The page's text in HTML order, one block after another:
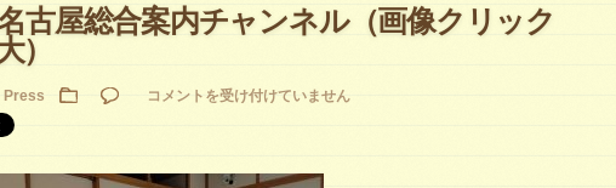
古屋総合案内チャンネル（画像クリック
）
Press OSC
コメントを受け付けていません